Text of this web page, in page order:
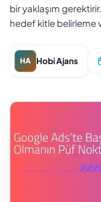
bir yaklaşım
hedef kitle belirleme
HA Hobi Ajans